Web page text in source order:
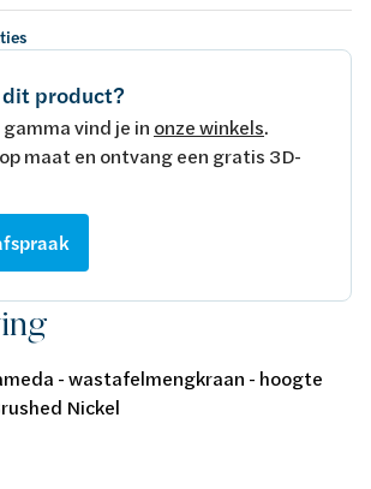
product?
vind je in onze winkels.
maat en ontvang een gratis 3D-
- wastafelmengkraan - hoogte
Nickel